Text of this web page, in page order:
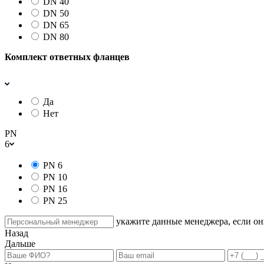
DN 50
DN 65
DN 80
Комплект ответных фланцев
Да
Нет
PN
6
PN 6
PN 10
PN 16
PN 25
укажите данные менеджера, если
Назад
Дальше